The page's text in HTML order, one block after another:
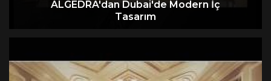
ALGEDRA'dan Dubai'de Modern İç
Tasarım